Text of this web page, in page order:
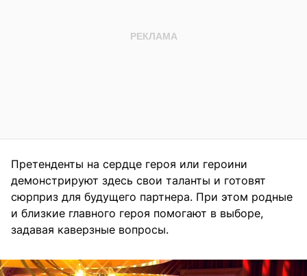
Претенденты на сердце героя или героини
демонстрируют здесь свои таланты и готовят
сюрприз для будущего партнера. При этом родные
и близкие главного героя помогают в выборе,
задавая каверзные вопросы.